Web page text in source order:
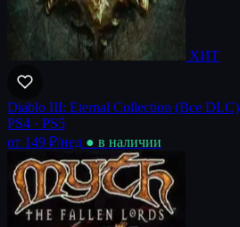
ХИТ
Diablo III: Eternal Collection (Все DLC)
PS4 · PS5
от 149 ₽/нед ● в наличии